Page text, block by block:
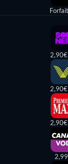
Forfait
2,90€
2,90€
2,90€